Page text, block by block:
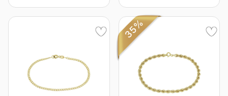
35%